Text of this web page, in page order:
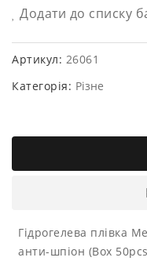
Додати до списку
Артикул: 26061
Категорія: Різне
Гідрогелева плівка
анти-шпіон (Box